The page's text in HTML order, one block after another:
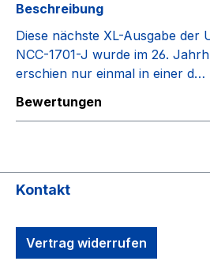
Beschreibung
Diese nächste XL-Ausgabe der
NCC-1701-J wurde im 26.
erschien nur einmal in einer d…
Bewertungen
Kontakt
Vertrag widerrufen